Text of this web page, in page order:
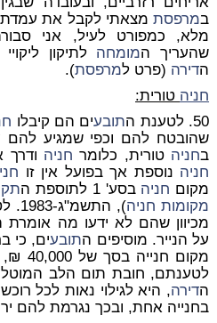
במרפסתמצאתי לקבל את
מלא, כמפורט לעיל, אני
שהעריך המומחה לתיקון
הדירה (פרט למרפסת).
חניה טורית:
50. לטענת ה
תובעים הם קיבלו
שהובטח להם וכפי שמגיע להם
בחניה טורית, כלומר חניה ודרך
חניה נוספת אך בפועל אין זו
מקום חניה בסע' 1 לתוספת ה
מקומות חניה
),
מכיוון שהם לא ידעו מה
על הנייר. מוסיפים התובעים, כי
לטענתם, חובת תום הלב
הדירה, היא לגילוי נאות לכל
בחנייה אחת, ובכך נגרמת להם